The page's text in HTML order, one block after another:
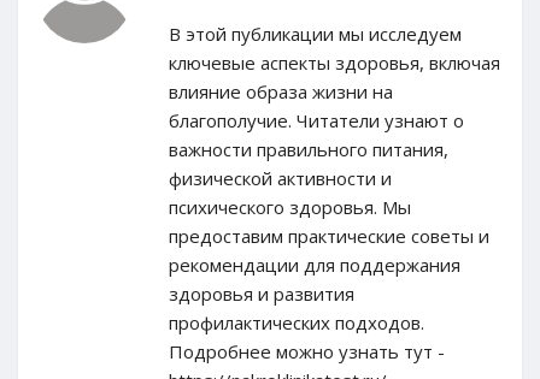
В этой публикации мы исследуем
ключевые аспекты здоровья, включая
влияние образа жизни на
благополучие. Читатели узнают о
важности правильного питания,
физической активности и
психического здоровья. Мы
предоставим практические советы и
рекомендации для поддержания
здоровья и развития
профилактических подходов.
Подробнее можно узнать тут -